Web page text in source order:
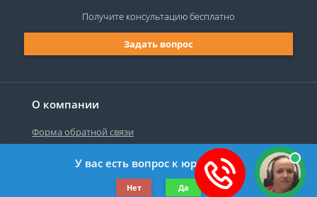
О компании
Форма обратной связи
©2019-2026 Все права защищены.
Задать вопрос
Получите консультациюбесплатно
У вас есть вопрос к юристу?
Нет Да